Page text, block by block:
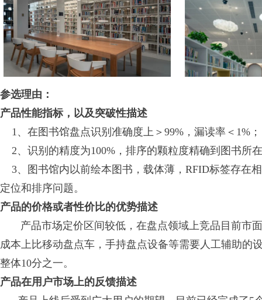
参选理由：
产品性能指标，以及突破性描述
1、在图书馆盘点识别准确度上＞99%，漏读率＜1%；
2、识别的精度为100%，排序的颗粒度精确到图书所
3、图书馆内以前绘本图书，载体薄，RFID标签存在
定位和排序问题。
产品的价格或者性价比的优势描述
产品市场定价区间较低，在盘点领域上竞品目前市
成本上比移动盘点车，手持盘点设备等需要人工辅助的
整体10分之一。
产品在用户市场上的反馈描述